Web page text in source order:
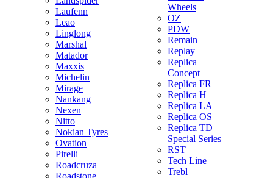
Laufenn
Leao
Linglong
Marshal
Matador
Maxxis
Michelin
Mirage
Nankang
Nexen
Nitto
Nokian Tyres
Ovation
Pirelli
Roadcruza
Roadstone
Wheels
OZ
PDW
Remain
Replay
Replica
Concept
Replica FR
Replica H
Replica LA
Replica OS
Replica TD
Special Series
RST
Tech Line
Trebl